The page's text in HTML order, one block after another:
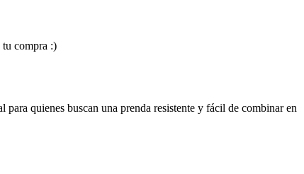
tu compra :)
quienes buscan una prenda resistente y fácil de combinar en